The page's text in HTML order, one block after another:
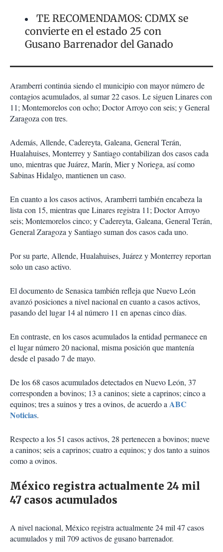
TE RECOMENDAMOS: CDMX se
convierte en el estado 25 con
Gusano Barrenador del Ganado
Aramberri continúa siendo el municipio con mayor número de
contagios acumulados, al sumar 22 casos. Le siguen Linares con
11; Montemorelos con ocho; Doctor Arroyo con seis; y General
Zaragoza con tres.
Además, Allende, Cadereyta, Galeana, General Terán,
Hualahuises, Monterrey y Santiago contabilizan dos casos cada
uno, mientras que Juárez, Marín, Mier y Noriega, así como
Sabinas Hidalgo, mantienen un caso.
En cuanto a los casos activos, Aramberri también encabeza la
lista con 15, mientras que Linares registra 11; Doctor Arroyo
seis; Montemorelos cinco; y Cadereyta, Galeana, General Terán,
General Zaragoza y Santiago suman dos casos cada uno.
Por su parte, Allende, Hualahuises, Juárez y Monterrey reportan
solo un caso activo.
El documento de Senasica también refleja que Nuevo León
avanzó posiciones a nivel nacional en cuanto a casos activos,
pasando del lugar 14 al número 11 en apenas cinco días.
En contraste, en los casos acumulados la entidad permanece en
el lugar número 20 nacional, misma posición que mantenía
desde el pasado 7 de mayo.
De los 68 casos acumulados detectados en Nuevo León, 37
corresponden a bovinos; 13 a caninos; siete a caprinos; cinco a
equinos; tres a suinos y tres a ovinos, de acuerdo aABC
Noticias.
Respecto a los 51 casos activos, 28 pertenecen a bovinos; nueve
a caninos; seis a caprinos; cuatro a equinos; y dos tanto a suinos
como a ovinos.
México registra actualmente 24 mil
47 casos acumulados
A nivel nacional, México registra actualmente 24 mil 47 casos
acumulados y mil 709 activos de gusano barrenador.